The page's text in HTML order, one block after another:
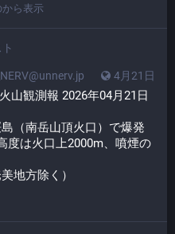
ら表示
4月21日
山観測報 2026年04月21日
（南岳山頂火口）で爆発
度は火口上2000m、噴煙の
美地方除く）